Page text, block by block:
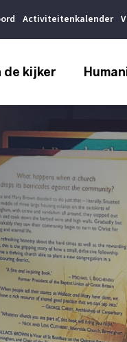
Activiteitenkalender
de kijker